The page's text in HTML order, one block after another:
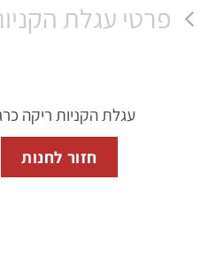
פרטי עגלת
עגלת הקניות ריקה
חזור לחנות